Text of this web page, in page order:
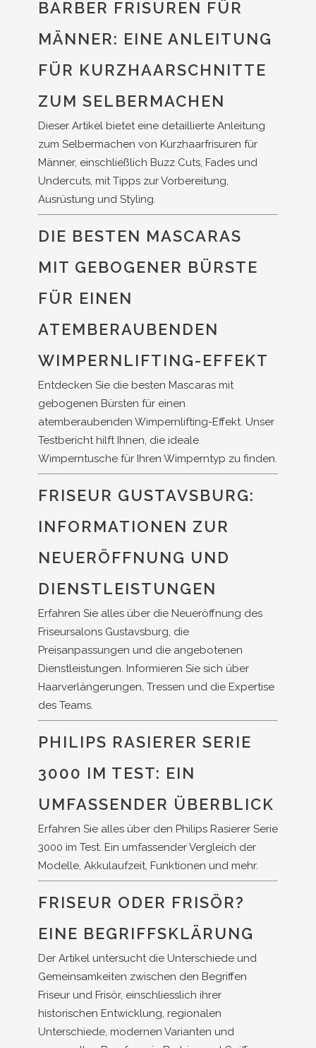
BARBER FRISUREN FÜR
MÄNNER: EINE ANLEITUNG
FÜR KURZHAARSCHNITTE
ZUM SELBERMACHEN
Dieser Artikel bietet eine detaillierte Anleitung
zum Selbermachen von Kurzhaarfrisuren für
Männer, einschließlich Buzz Cuts, Fades und
Undercuts, mit Tipps zur Vorbereitung,
Ausrüstung und Styling.
DIE BESTEN MASCARAS
MIT GEBOGENER BÜRSTE
FÜR EINEN
ATEMBERAUBENDEN
WIMPERNLIFTING-EFFEKT
Entdecken Sie die besten Mascaras mit
gebogenen Bürsten für einen
atemberaubenden Wimpernlifting-Effekt. Unser
Testbericht hilft Ihnen, die ideale
Wimperntusche für Ihren Wimperntyp zu finden.
FRISEUR GUSTAVSBURG:
INFORMATIONEN ZUR
NEUERÖFFNUNG UND
DIENSTLEISTUNGEN
Erfahren Sie alles über die Neueröffnung des
Friseursalons Gustavsburg, die
Preisanpassungen und die angebotenen
Dienstleistungen. Informieren Sie sich über
Haarverlängerungen, Tressen und die Expertise
des Teams.
PHILIPS RASIERER SERIE
3000 IM TEST: EIN
UMFASSENDER ÜBERBLICK
Erfahren Sie alles über den Philips Rasierer Serie
3000 im Test. Ein umfassender Vergleich der
Modelle, Akkulaufzeit, Funktionen und mehr.
FRISEUR ODER FRISÖR?
EINE BEGRIFFSKLÄRUNG
Der Artikel untersucht die Unterschiede und
Gemeinsamkeiten zwischen den Begriffen
Friseur und Frisör, einschliesslich ihrer
historischen Entwicklung, regionalen
Unterschiede, modernen Varianten und